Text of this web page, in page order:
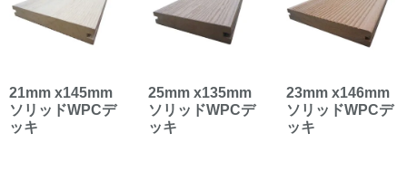
21mm x145mm
ソリッドWPCデ
ッキ
25mm x135mm
ソリッドWPCデ
ッキ
23mm x146mm
ソリッドWPCデ
ッキ